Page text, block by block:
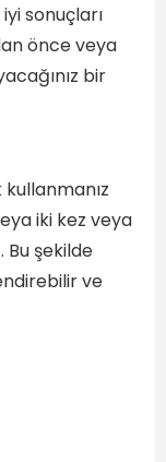
sonuçları
önce veya
bir
kullanmanız
iki kez veya
şekilde
ve